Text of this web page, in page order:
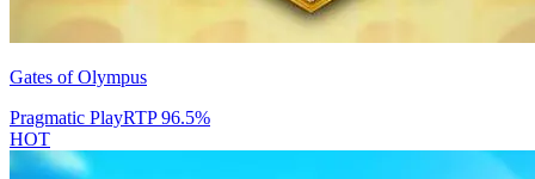
Gates of Olympus
Pragmatic PlayRTP96.5%
HOT